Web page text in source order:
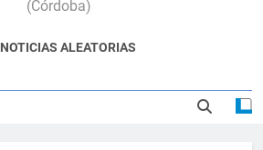
(Córdoba)
NOTICIAS ALEATORIAS